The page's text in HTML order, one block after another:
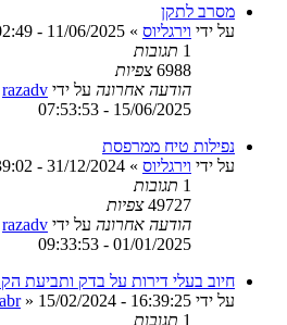
מסרב לתקן
על ידי וירגליוס »
11/06/2025 - 18:02:49
1 תגובות
6988 צפיות
הודעה אחרונה על ידי razadv
15/06/2025 - 07:53:53
נפילות טיח ממרפסת
על ידי וירגליוס »
31/12/2024 - 14:39:02
1 תגובות
49727 צפיות
הודעה אחרונה על ידי razadv
01/01/2025 - 09:33:53
חיוב בעלי דירות על בדק ותביעת
על ידי
» 15/02/2024 - 16:39:25
1 תגובות